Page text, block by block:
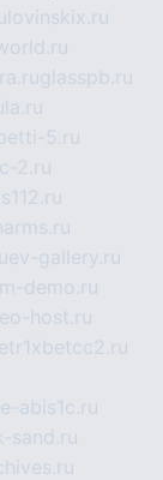
lovinskix.ru
glasspb.ru
5.ru
2.ru
ev-gallery.ru
demo.ru
host.ru
e-abis1c.ru
sand.ru